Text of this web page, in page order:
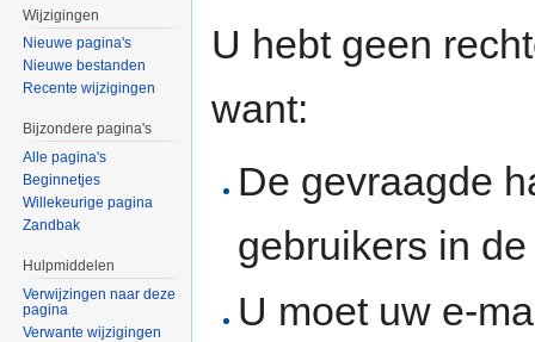
U hebt geen
want:
De gevraagde
gebruikers in
U moet uw e-
Wijzigingen
Nieuwe pagina's
Nieuwe bestanden
Recente wijzigingen
Bijzondere pagina's
Alle pagina's
Beginnetjes
Willekeurige pagina
Zandbak
Hulpmiddelen
Verwijzingen naar deze
pagina
Verwante wijzigingen